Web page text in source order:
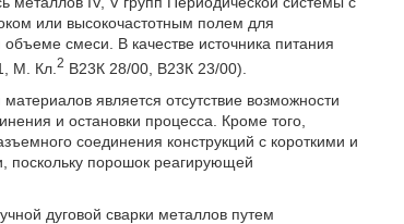
или высокочастотным полем для
смеси. В качестве источника питания
М. Кл.2 В23К 28/00, В23К 23/00).
является отсутствие возможности
и остановки процесса. Кроме того,
соединения конструкций с короткими и
порошок реагирующей
дуговой сварки металлов путем